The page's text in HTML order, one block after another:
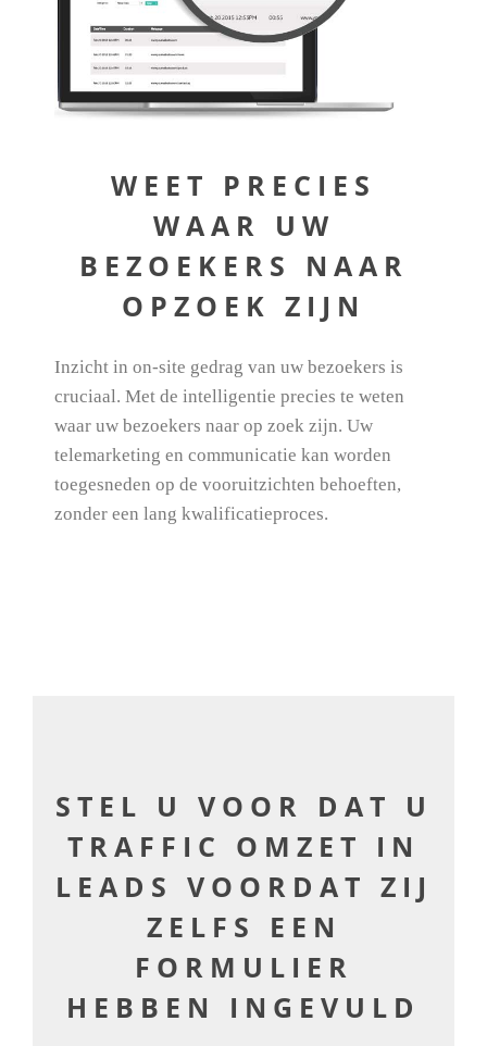
WEET PRECIES
WAAR UW
BEZOEKERS NAAR
OPZOEK ZIJN
Inzicht in on-site gedrag van uw bezoekers is
cruciaal. Met de intelligentie precies te weten
waar uw bezoekers naar op zoek zijn. Uw
telemarketing en communicatie kan worden
toegesneden op de vooruitzichten behoeften,
zonder een lang kwalificatieproces.
STEL U VOOR DAT U
TRAFFIC OMZET IN
LEADS VOORDAT ZIJ
ZELFS EEN
FORMULIER
HEBBEN INGEVULD